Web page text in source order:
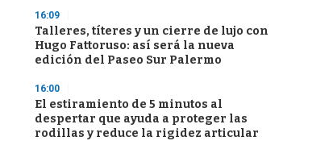
16:09
Talleres, títeres y un cierre de lujo con
Hugo Fattoruso: así será la nueva
edición del Paseo Sur Palermo
16:00
El estiramiento de 5 minutos al
despertar que ayuda a proteger las
rodillas y reduce la rigidez articular